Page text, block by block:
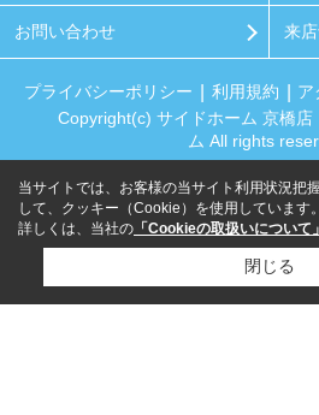
お問い合わせ 来
プライバシーポリシー 利用規約 ア
Copyright(c) サイドホーム 京橋店
ム All rights
当サイトでは、お客様の当サイト利用状況把
して、クッキー（Cookie）を使用しています。
詳しくは、当社の 「Cookieの取扱いについて」
閉じる